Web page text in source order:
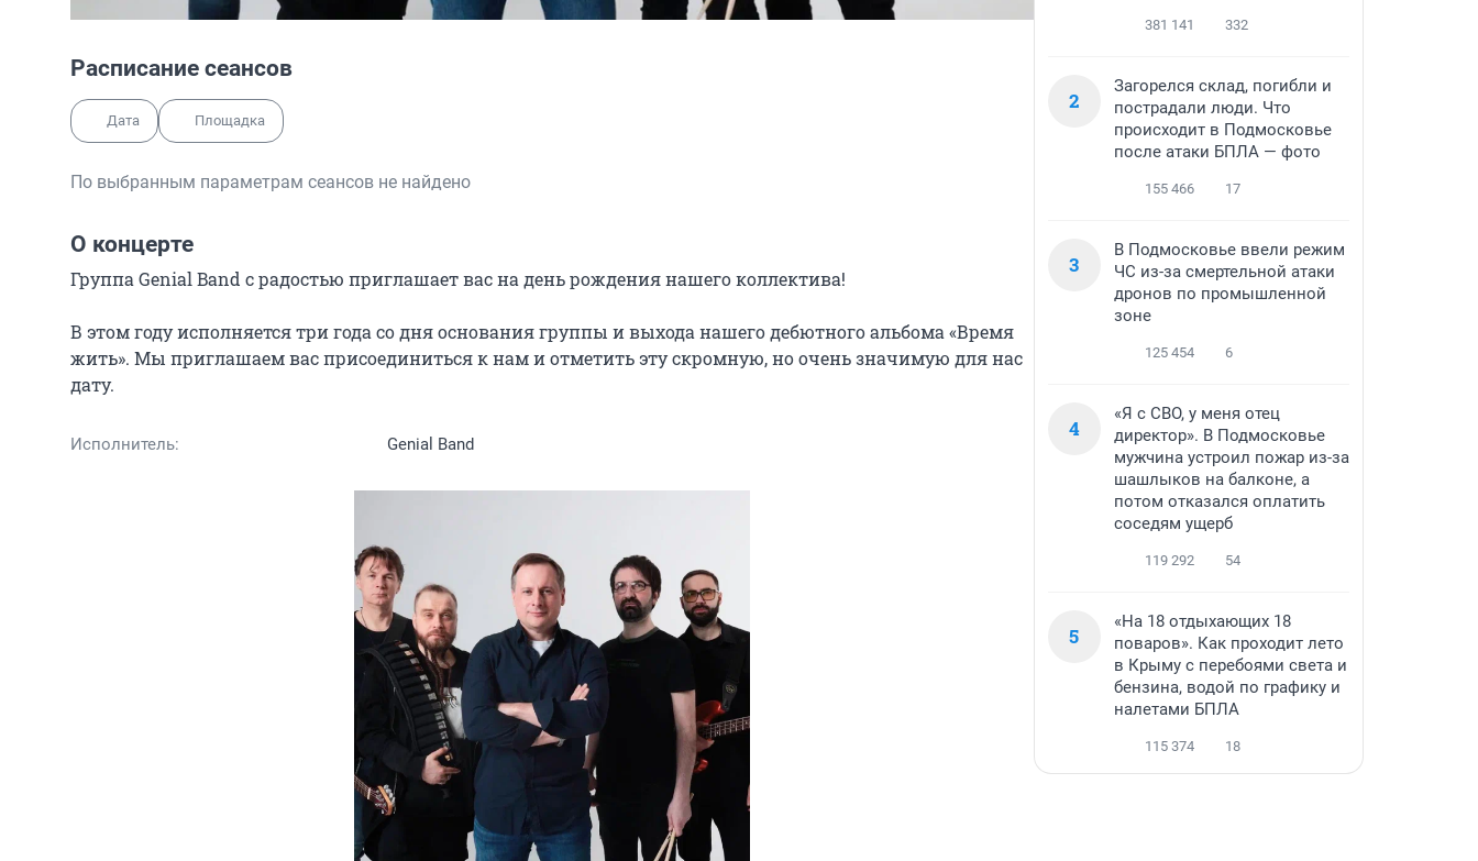
Расписание сеансов
Дата Площадка
По выбранным параметрам сеансов не найдено
О концерте
Группа Genial Band с радостью приглашает вас на день рождения нашего коллектива!
В этом году исполняется три года со дня основания группы и выхода нашего дебютного альбома «Время
жить». Мы приглашаем вас присоединиться к нам и отметить эту скромную, но очень значимую для нас
дату.
Исполнитель: Genial Band
381 141 332
2
Загорелся склад, погибли и
пострадали люди. Что
происходит в Подмосковье
после атаки БПЛА — фото
155 466 17
3
В Подмосковье ввели режим
ЧС из-за смертельной атаки
дронов по промышленной
зоне
125 454 6
4
«Я с СВО, у меня отец
директор». В Подмосковье
мужчина устроил пожар из-за
шашлыков на балконе, а
потом отказался оплатить
соседям ущерб
119 292 54
5
«На 18 отдыхающих 18
поваров». Как проходит лето
в Крыму с перебоями света и
бензина, водой по графику и
налетами БПЛА
115 374 18